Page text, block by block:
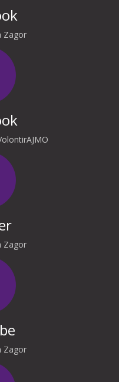
Zagor
Zagor
Zagor